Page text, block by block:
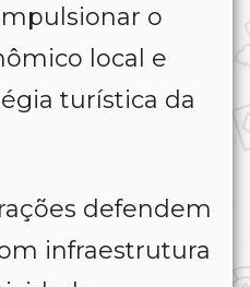
o
local e
turística da
defendem
infraestrutura